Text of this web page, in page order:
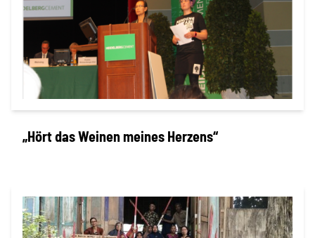
Stellenangebote
Werde Mitglied
Newsletter abonnieren
SPENDEN
„Hört das Weinen meines Herzens“